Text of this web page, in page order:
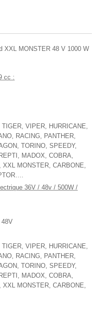
XXL MONSTER 48 V 1000 W
cc :
VIPER, HURRICANE,
RACING, PANTHER,
TORINO, SPEEDY,
MADOX, COBRA,
MONSTER, CARBONE,
36V / 48v / 500W /
48V
VIPER, HURRICANE,
RACING, PANTHER,
TORINO, SPEEDY,
MADOX, COBRA,
MONSTER, CARBONE,